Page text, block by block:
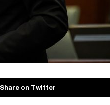
Share on Twitter